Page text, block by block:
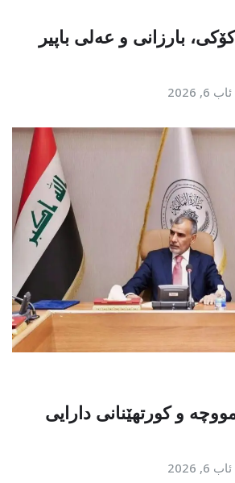
بارزانی و عەلی باپیر
ئاب 6, 2026
و کورتهێنانی دارایی
ئاب 6, 2026